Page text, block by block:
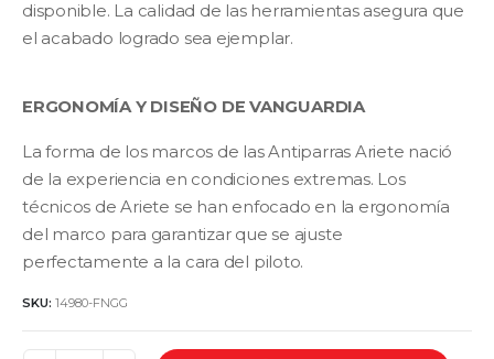
disponible. La calidad de las herramientas asegura que
el acabado logrado sea ejemplar.
ERGONOMÍA Y DISEÑO DE VANGUARDIA
La forma de los marcos de las Antiparras Ariete nació
de la experiencia en condiciones extremas. Los
técnicos de Ariete se han enfocado en la ergonomía
del marco para garantizar que se ajuste
perfectamente a la cara del piloto.
SKU: 14980-FNGG